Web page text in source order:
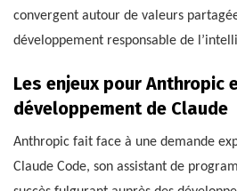
convergent autour de valeurs
développement responsable de
Les enjeux pour Anthropic
développement de Claude
Anthropic fait face à une demande
Claude Code, son assistant de